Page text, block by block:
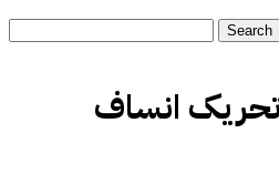
انساف